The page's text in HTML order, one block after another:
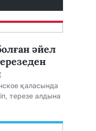
әйел
қаласында
терезе алдына